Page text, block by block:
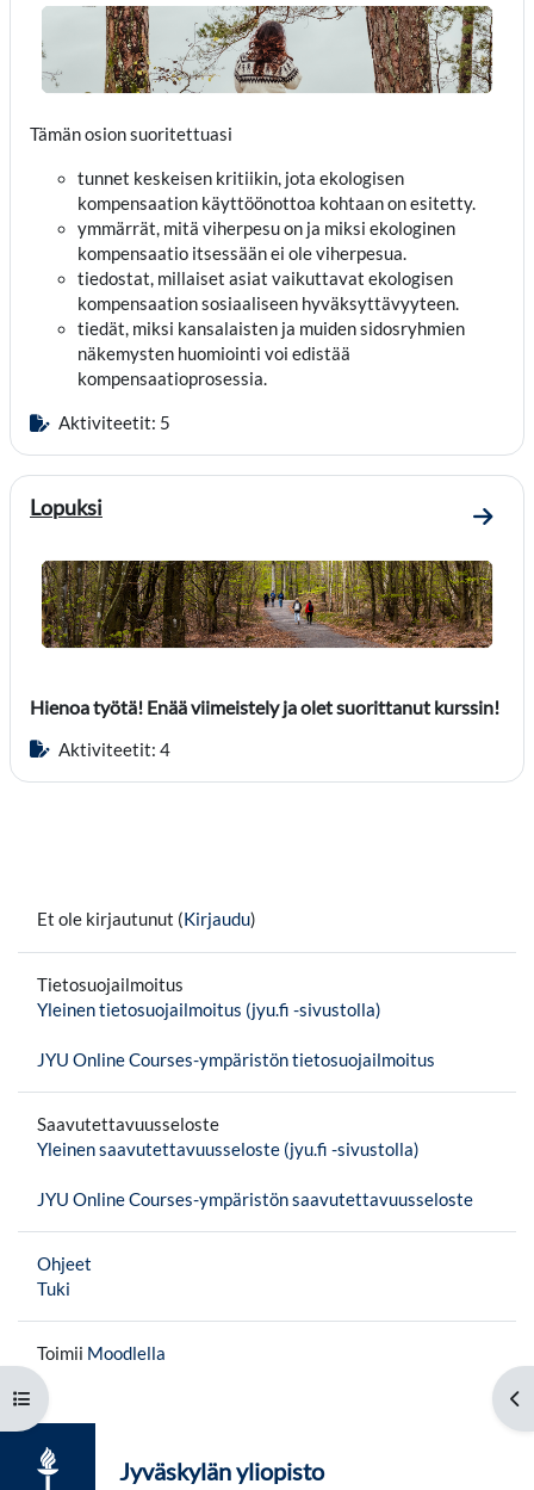
Avaa kurssisisältö
Tämän osion suoritettuasi
tunnet keskeisen kritiikin, jota ekologisen
kompensaation käyttöönottoa kohtaan on esitetty.
ymmärrät, mitä viherpesu on ja miksi ekologinen
kompensaatio itsessään ei ole viherpesua.
tiedostat, millaiset asiat vaikuttavat ekologisen
kompensaation sosiaaliseen hyväksyttävyyteen.
tiedät, miksi kansalaisten ja muiden sidosryhmien
näkemysten huomiointi voi edistää
kompensaatioprosessia.
Aktiviteetit: 5
Lopuksi
Mene
Hienoa työtä! Enää viimeistely ja olet suorittanut kurssin!
Aktiviteetit: 4
Et ole kirjautunut (Kirjaudu)
Tietosuojailmoitus
Yleinen tietosuojailmoitus (jyu.fi -sivustolla)
JYU Online Courses-ympäristön tietosuojailmoitus
Saavutettavuusseloste
Yleinen saavutettavuusseloste (jyu.fi -sivustolla)
JYU Online Courses-ympäristön saavutettavuusseloste
Ohjeet
Tuki
Toimii Moodlella
Jyväskylän yliopisto